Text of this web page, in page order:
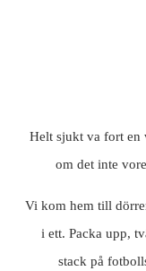
Helt sjukt va fort en
om det inte
Vi kom hem till
i ett. Packa upp,
stack på